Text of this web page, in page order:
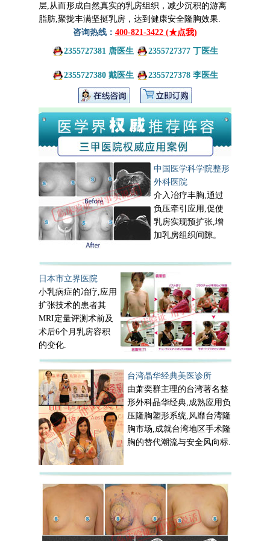
层,从而形成自然真实的乳房组织，减少沉积的游离
脂肪,聚拢丰满坚挺乳房，达到健康安全隆胸效果.
咨询热线： 400-821-3422 (★点我)
2355727381 唐医生 2355727377 丁医生
2355727380 戴医生 2355727378 李医生
中国医学科学院整形
外科医院
介入冶疗丰胸,通过
负压牵引应用,促使
乳房实现预扩张,增
加乳房组织间隙。
日本市立界医院
小乳病症的冶疗,应用
扩张技术的患者其
MRI定量评测术前及
术后6个月乳房容积
的变化.
台湾晶华经典美医诊所
由萧奕群主理的台湾著名整
形外科晶华经典,成熟应用负
压隆胸塑形系统,风靡台湾隆
胸市场,成就台湾地区手术隆
胸的替代潮流与安全风向标.